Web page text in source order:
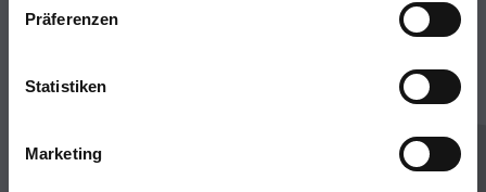
Präferenzen
Statistiken
Marketing
Verbrauchsmaterialien
CMS Gruppe
Leistungen